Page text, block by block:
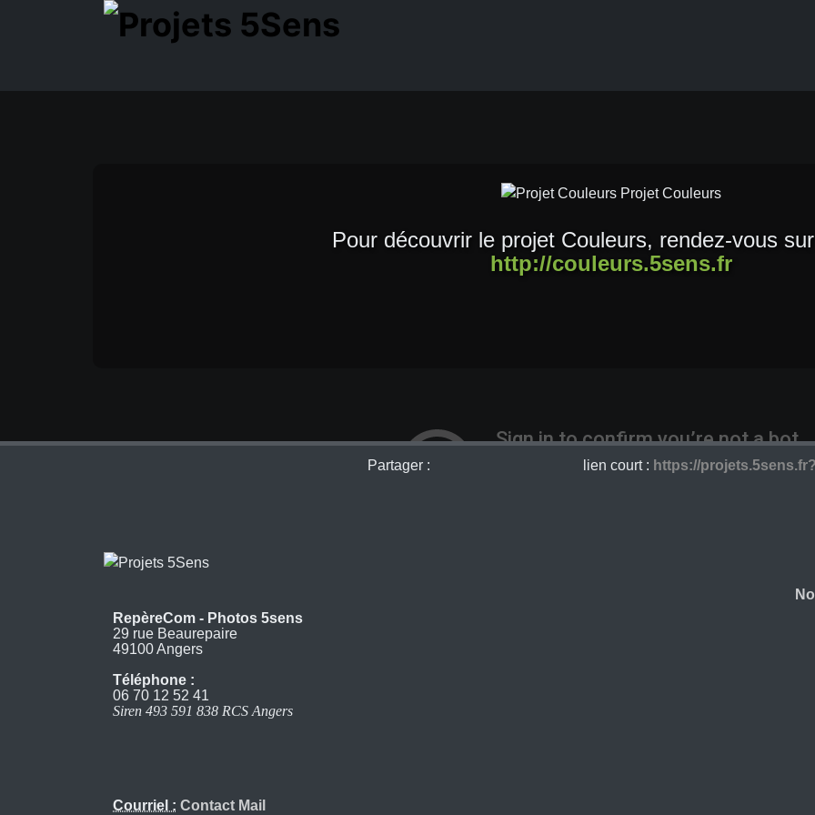
Pour découvrir le projet Couleurs, rendez-vous
http://couleurs.5sens.fr
Partager : lien court : https://
RepèreCom - Photos 5sens
29 rue Beaurepaire
49100 Angers
Téléphone :
06 70 12 52 41
Siren 493 591 838 RCS Angers
Courriel : Contact Mail